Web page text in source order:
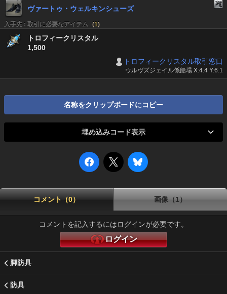
ヴァートゥ・ウェルキンシューズ
入手先 : 取引に必要なアイテム (1)
トロフィークリスタル
1,500
トロフィークリスタル取引窓口
ウルヴズジェイル係船場 X:4.4 Y:6.1
名称をクリップボードにコピー
埋め込みコード表示
コメント（0） 画像（1）
コメントを記入するにはログインが必要です。
ログイン
脚防具
防具